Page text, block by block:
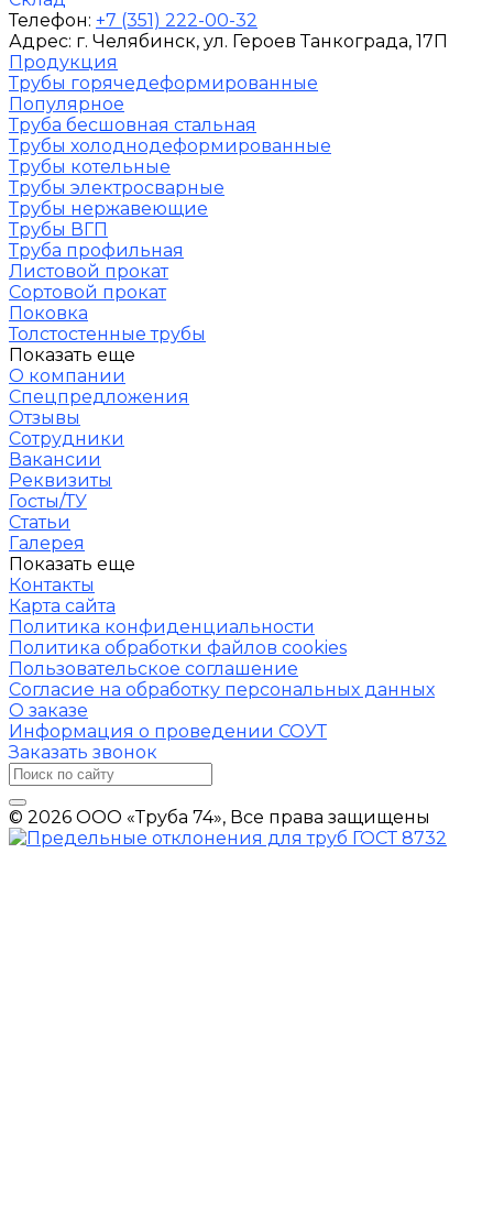
Телефон: +7 (351) 222-00-32
Адрес: г. Челябинск, ул. Героев Танкограда, 17П
Продукция
Трубы горячедеформированные
Популярное
Труба бесшовная стальная
Трубы холоднодеформированные
Трубы котельные
Трубы электросварные
Трубы нержавеющие
Трубы ВГП
Труба профильная
Листовой прокат
Сортовой прокат
Поковка
Толстостенные трубы
Показать еще
О компании
Спецпредложения
Отзывы
Сотрудники
Вакансии
Реквизиты
Госты/ТУ
Статьи
Галерея
Показать еще
Контакты
Карта сайта
Политика конфиденциальности
Политика обработки файлов cookies
Пользовательское соглашение
Согласие на обработку персональных данных
О заказе
Информация о проведении СОУТ
Заказать звонок
© 2026 ООО «Труба 74», Все права защищены